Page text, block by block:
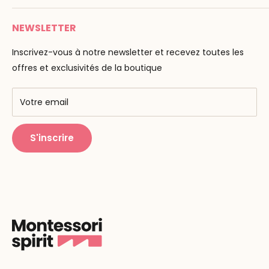
Email :info@montessori-spirit.com
Paiement
Livraison
F.A.Q
Montessori Spirit
Maria Montessori
La pédagogie
Nos marques
Centres de formation
Public Montessori
NEWSLETTER
Inscrivez-vous à notre newsletter et recevez toutes les
offres et exclusivités de la boutique
Votre email
S'inscrire